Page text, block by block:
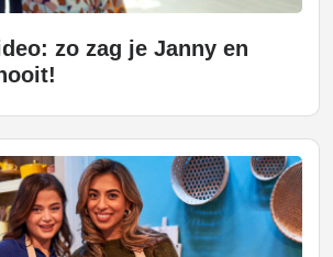
zo zag je Janny en